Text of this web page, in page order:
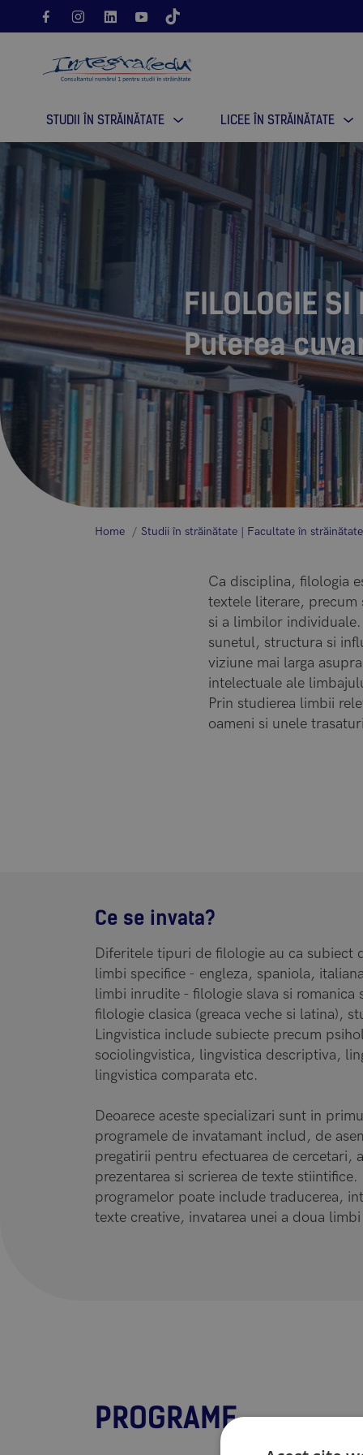
STUDII ÎN STRĂINĂTATE LICEE ÎN STRĂINĂTATE
FILOLOGIE SI
Puterea
Home Studii în străinătate | Facultate în străinătate
Ca disciplina, filologia
textele literare,
si a limbilor
sunetul, structura si
viziune mai larga
intelectuale ale
Prin studierea limbii
oameni si unele
Ce se invata?
Diferitele tipuri de filologie au ca subiect
limbi specifice - engleza, spaniola,
limbi inrudite - filologie slava si romanica
filologie clasica (greaca veche si latina),
Lingvistica include subiecte precum
sociolingvistica, lingvistica descriptiva,
lingvistica comparata etc.
Deoarece aceste specializari sunt in
programele de invatamant includ, de
pregatirii pentru efectuarea de cercetari,
prezentarea si scrierea de texte
programelor poate include traducerea,
texte creative, invatarea unei a doua
PROGRAME